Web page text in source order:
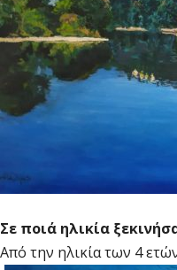
Σε ποιά ηλικία
Από την ηλικία των 4